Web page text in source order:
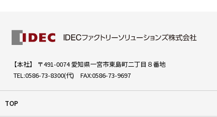
【本社】 〒491-0074 愛知県一宮市東島町二丁目８番地
TEL:0586-73-8300(代) FAX:0586-73-9697
TOP